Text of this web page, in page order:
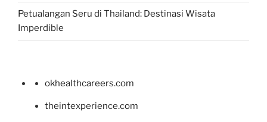
Petualangan Seru di Thailand: Destinasi Wisata
Imperdible
okhealthcareers.com
theintexperience.com